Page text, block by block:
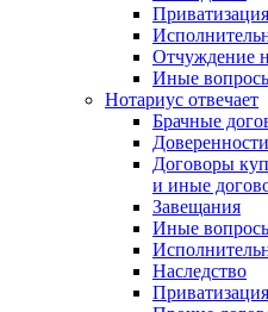
Приватизация
Отчуждение
Иные
Нотариус отвечает
Брачные
Доверенности
Договоры
и иные
Завещания
Иные
Наследство
Приватизация